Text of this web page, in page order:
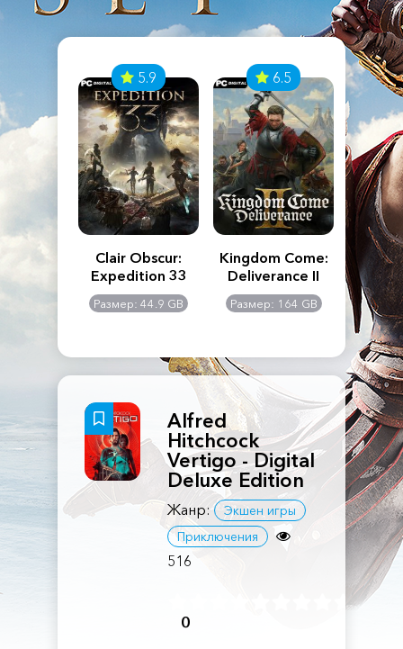
Creed
5.9
Clair Obscur:
Expedition 33
Размер: 44.9 GB
6.5
Kingdom Come:
Deliverance II
Размер: 164 GB
The
Alfred
Hitchcock
Vertigo - Digital
Deluxe Edition
Жанр:
Экшен игры
Приключения
516
0